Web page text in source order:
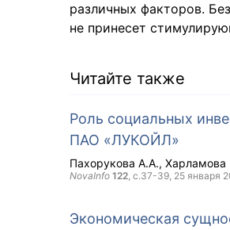
различных факторов.
не принесет
Читайте также
Роль социальных
ПАО «ЛУКОЙЛ»
Пахорукова А.А. Харламова
NovaInfo 122, с.37-39, 25 января
Экономическая